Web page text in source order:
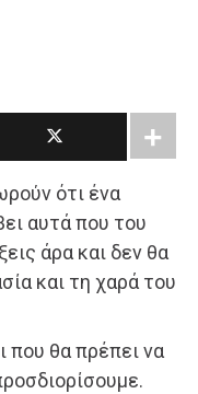
ότι ένα
αυτά που του
άρα και δεν θα
και τη χαρά του
που θα πρέπει να